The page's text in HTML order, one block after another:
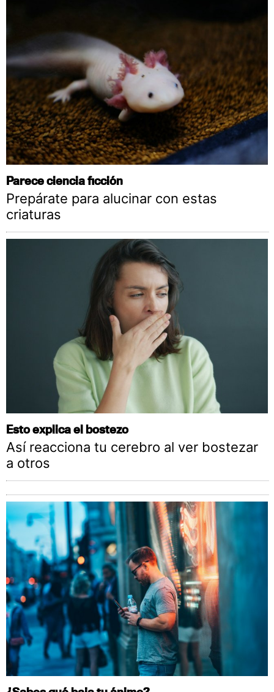
Parece ciencia ficción
Prepárate para alucinar con estas
criaturas
Esto explica el bostezo
Así reacciona tu cerebro al ver bostezar
a otros